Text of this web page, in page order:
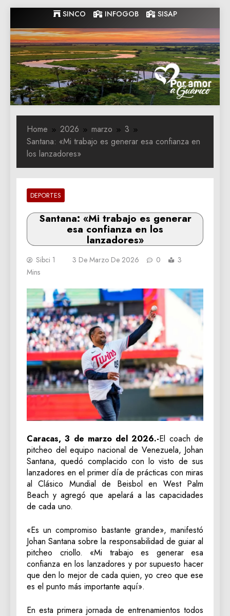
to
content
SINCO INFOGOB SISAP
Gobernacion
de Guarico
Gobernacion de Guarico
Home 2026 marzo
3
Santana: «Mi trabajo es generar esa confianza en
los lanzadores»
DEPORTES
Santana: «Mi trabajo es generar
esa confianza en los
lanzadores»
Sibci 1 3 De Marzo De 2026 0
3
Mins
Caracas, 3 de marzo del 2026.-El coach de
pitcheo del equipo nacional de Venezuela, Johan
Santana, quedó complacido con lo visto de sus
lanzadores en el primer día de prácticas con miras
al Clásico Mundial de Beisbol en West Palm
Beach y agregó que apelará a las capacidades
de cada uno.
«Es un compromiso bastante grande», manifestó
Johan Santana sobre la responsabilidad de guiar al
pitcheo criollo. «Mi trabajo es generar esa
confianza en los lanzadores y por supuesto hacer
que den lo mejor de cada quien, yo creo que ese
es el punto más importante aquí».
En esta primera jornada de entrenamientos todos